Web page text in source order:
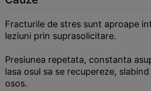
Fracturile de stres sunt aproape
leziuni prin suprasolicitare.
Presiunea repetata, constanta
lasa osul sa se recupereze,
osos.